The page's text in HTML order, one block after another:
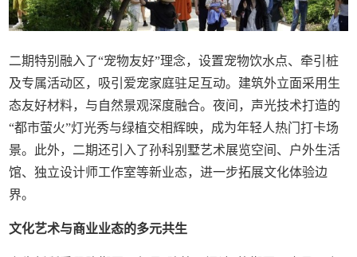
二期特别融入了“宠物友好”理念，设置宠物饮水点、牵引桩
及专属活动区，吸引爱宠家庭驻足互动。建筑外立面采用生
态友好材料，与自然景观深度融合。夜间，声光技术打造的
“都市萤火”灯光秀与绿植交相辉映，成为年轻人热门打卡场
景。此外，二期还引入了孙科别墅艺术展览空间、户外生活
馆、独立设计师工作室等新业态，进一步拓展文化体验边
界。
文化艺术与商业业态的多元共生